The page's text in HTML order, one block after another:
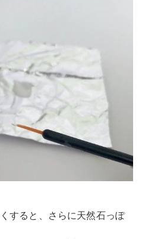
すると、さらに天然石っぽ